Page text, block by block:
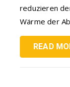
reduzieren
Wärme der
READ